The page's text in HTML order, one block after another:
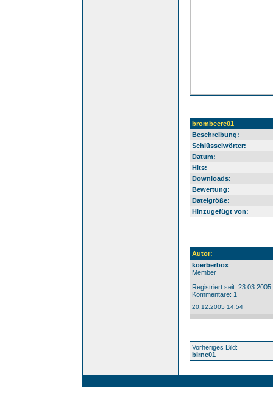
brombeere01
Beschreibung:
Schlüsselwörter:
Datum:
Hits:
Downloads:
Bewertung:
Dateigröße:
Hinzugefügt von:
Autor:
koerberbox
Member
Registriert seit: 23.03.2005
Kommentare: 1
20.12.2005 14:54
Vorheriges Bild:
birne01